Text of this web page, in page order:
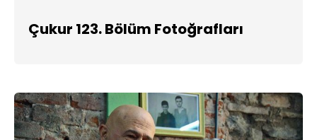
Çukur 123. Bölüm Fotoğrafları